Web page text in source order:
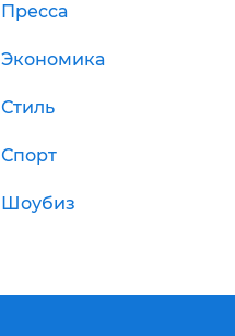
Пресса
Экономика
Стиль
Спорт
Шоубиз